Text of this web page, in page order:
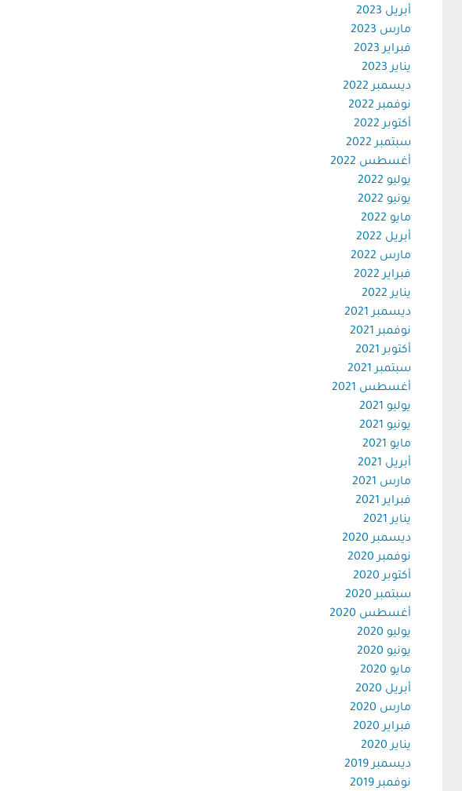
أبريل 2023
مارس 2023
فبراير 2023
يناير 2023
ديسمبر 2022
نوفمبر 2022
أكتوبر 2022
سبتمبر 2022
أغسطس 2022
يوليو 2022
يونيو 2022
مايو 2022
أبريل 2022
مارس 2022
فبراير 2022
يناير 2022
ديسمبر 2021
نوفمبر 2021
أكتوبر 2021
سبتمبر 2021
أغسطس 2021
يوليو 2021
يونيو 2021
مايو 2021
أبريل 2021
مارس 2021
فبراير 2021
يناير 2021
ديسمبر 2020
نوفمبر 2020
أكتوبر 2020
سبتمبر 2020
أغسطس 2020
يوليو 2020
يونيو 2020
مايو 2020
أبريل 2020
مارس 2020
فبراير 2020
يناير 2020
ديسمبر 2019
نوفمبر 2019